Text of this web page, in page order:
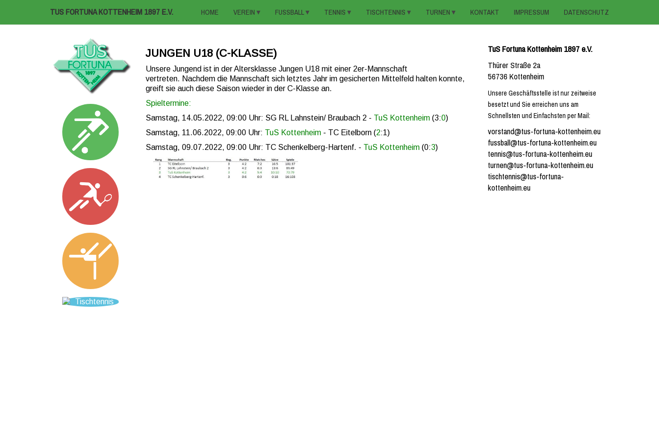
TUS FORTUNA KOTTENHEIM 1897 E.V. HOME VEREIN FUSSBALL TENNIS TISCHTENNIS TURNEN KONTAKT IMPRESSUM DATENSCHUTZ
JUNGEN U18 (C-KLASSE)
Unsere Jungend ist in der Altersklasse Jungen U18 mit einer 2er-Mannschaft
vertreten. Nachdem die Mannschaft sich letztes Jahr im gesicherten Mittelfeld halten konnte,
greift sie auch diese Saison wieder in der C-Klasse an.
Spieltermine:
Samstag, 14.05.2022, 09:00 Uhr: SG RL Lahnstein/ Braubach 2 - TuS Kottenheim (3:0)
Samstag, 11.06.2022, 09:00 Uhr: TuS Kottenheim - TC Eitelborn (2:1)
Samstag, 09.07.2022, 09:00 Uhr: TC Schenkelberg-Hartenf. - TuS Kottenheim (0:3)
TuS Fortuna Kottenheim 1897 e.V.
Thürer Straße 2a
56736 Kottenheim
Unsere Geschäftsstelle ist nur zeitweise
besetzt und Sie erreichen uns am
Schnellsten und Einfachsten per Mail:
vorstand@tus-fortuna-kottenheim.eu
fussball@tus-fortuna-kottenheim.eu
tennis@tus-fortuna-kottenheim.eu
turnen@tus-fortuna-kottenheim.eu
tischtennis@tus-fortuna-
kottenheim.eu